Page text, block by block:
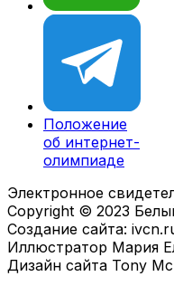
Положение
об интернет-
олимпиаде
Электронное
Copyright © 2023
Создание сайта:
Иллюстратор Мария
Дизайн сайта Tony